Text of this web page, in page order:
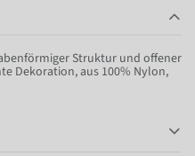
Struktur und offener
Dekoration, aus 100% Nylon,